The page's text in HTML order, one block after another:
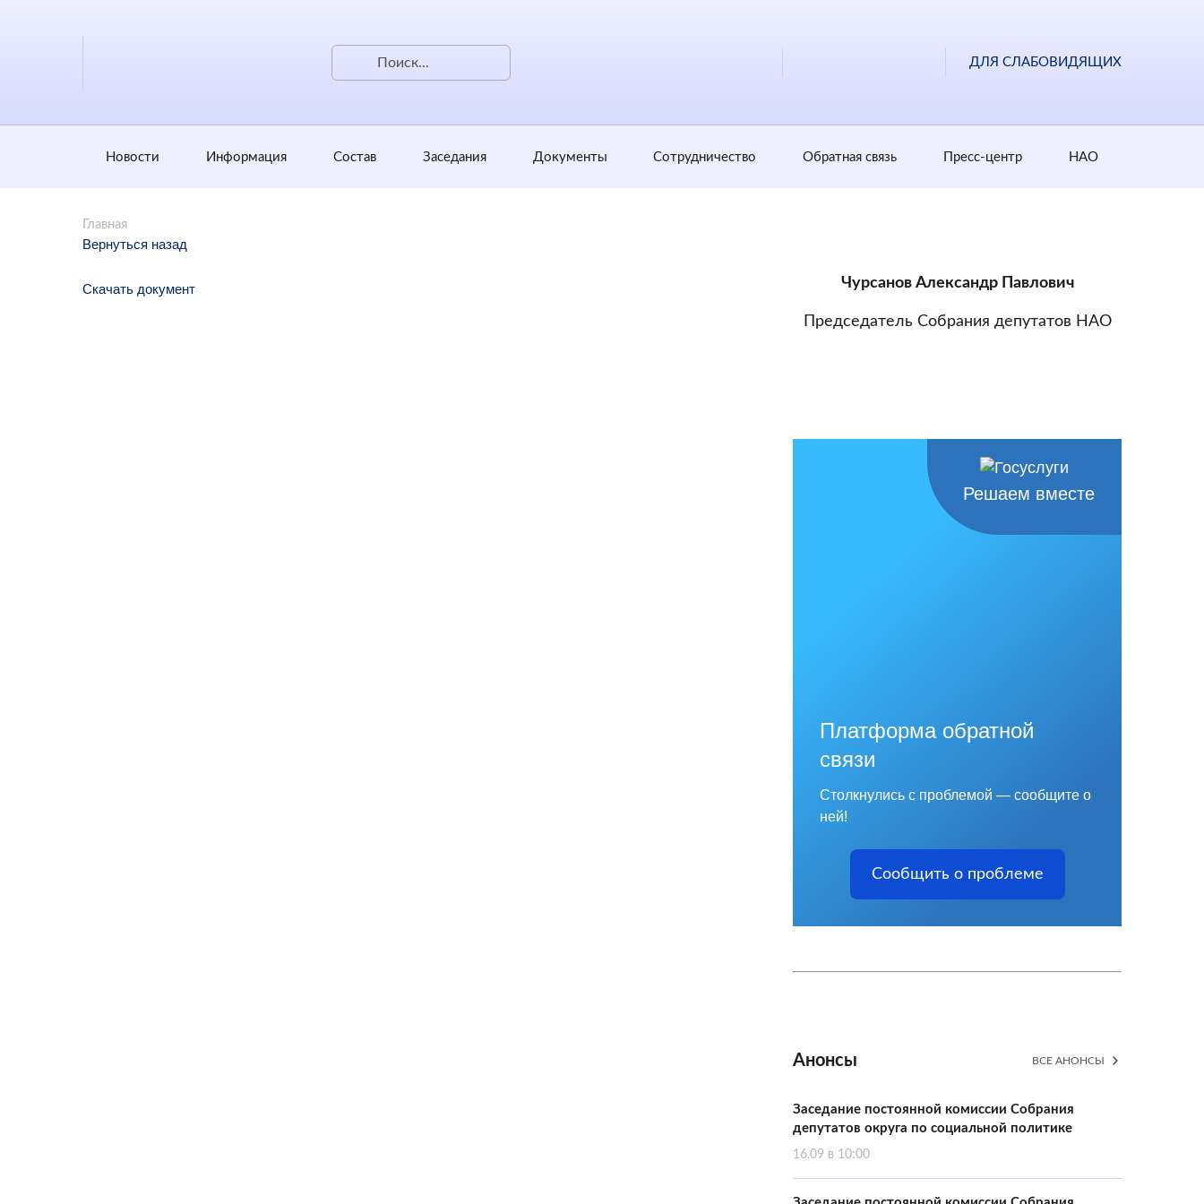
ДЛЯ СЛАБОВИДЯЩИХ
Новости Информация Состав Заседания Документы Сотрудничество Обратная cвязь Пресс-центр НАО
Главная
Вернуться назад
Скачать документ Чурсанов Александр Павлович
Председатель Собрания депутатов НАО
Решаем вместе
Платформа обратной
связи
Столкнулись с проблемой — сообщите о
ней!
Сообщить о проблеме
Анонсы ВСЕ АНОНСЫ
Заседание постоянной комиссии Собрания
депутатов округа по социальной политике
16.09 в 10:00